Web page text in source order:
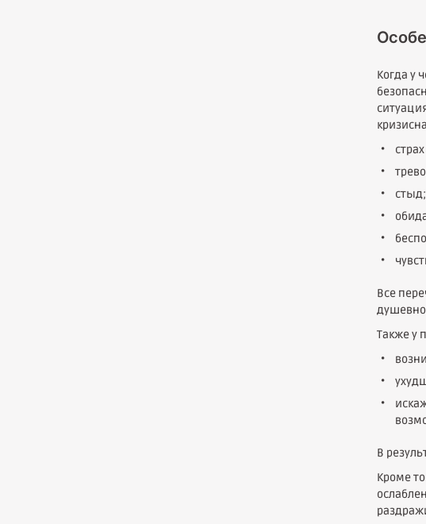
Когда у
стыд;
Все
Также у
В
Кроме